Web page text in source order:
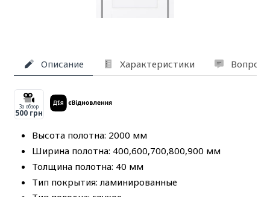
Описание Характеристики
За обзор
500 грн
Высота полотна: 2000 мм
Ширина полотна: 400,600,700,800,900 мм
Толщина полотна: 40 мм
Тип покрытия: ламинированные